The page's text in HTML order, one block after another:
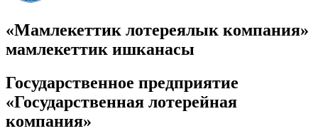
«Мамлекеттик лотереялык компания»
мамлекеттик ишканасы
Государственное предприятие
«Государственная лотерейная
компания»